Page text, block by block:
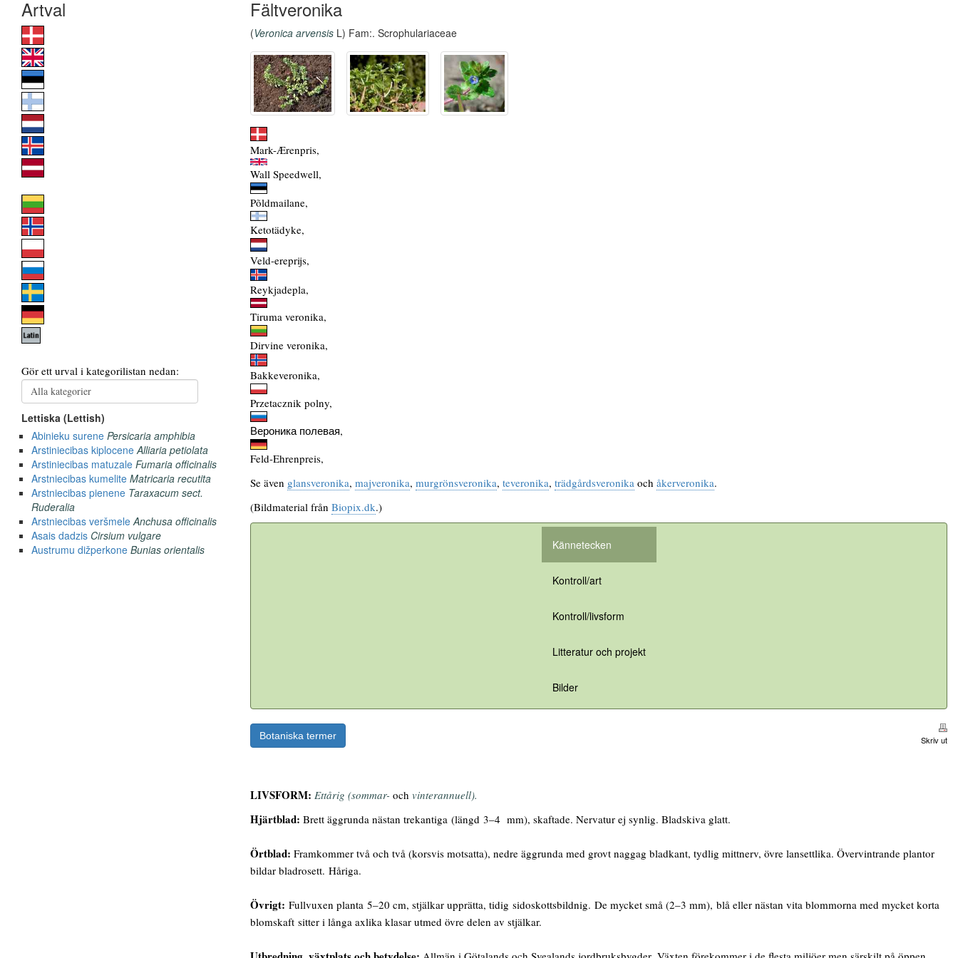
Fältveronika
(Veronica arvensis L) Fam:. Scrophulariaceae
Mark-Ærenpris,
Wall Speedwell,
Põldmailane,
Ketotädyke,
Veld-ereprijs,
Reykjadepla,
Tiruma veronika,
Dirvine veronika,
Bakkeveronika,
Przetacznik polny,
Вероника полевая,
Feld-Ehrenpreis,
Se även glansveronika, majveronika, murgrönsveronika, teveronika, trädgårdsveronika och åkerveronika.
(Bildmaterial från Biopix.dk.)
Kännetecken
Kontroll/art
Kontroll/livsform
Litteratur och projekt
Bilder
Botaniska termer Skriv ut
LIVSFORM: Ettårig (sommar- och vinterannuell).
Hjärtblad: Brett äggrunda nästan trekantiga (längd 3–4 mm), skaftade. Nervatur ej synlig. Bladskiva glatt.
Örtblad: Framkommer två och två (korsvis motsatta), nedre äggrunda med grovt naggag bladkant, tydlig mittnerv, övre lansettlika. Övervintrande plantor
bildar bladrosett. Håriga.
Övrigt: Fullvuxen planta 5–20 cm, stjälkar upprätta, tidig sidoskottsbildnig. De mycket små (2–3 mm), blå eller nästan vita blommorna med mycket korta
blomskaft sitter i långa axlika klasar utmed övre delen av stjälkar.